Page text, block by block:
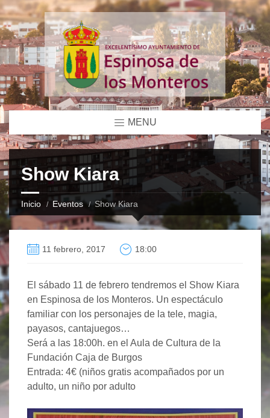
MENU
Show Kiara
Inicio Eventos Show Kiara
11 febrero, 2017 18:00
El sábado 11 de febrero tendremos el Show Kiara
en Espinosa de los Monteros. Un espectáculo
familiar con los personajes de la tele, magia,
payasos, cantajuegos…
Será a las 18:00h. en el Aula de Cultura de la
Fundación Caja de Burgos
Entrada: 4€ (niños gratis acompañados por un
adulto, un niño por adulto